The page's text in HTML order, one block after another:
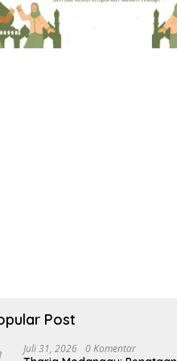
Post
Juli 31, 2026 0 Komentar